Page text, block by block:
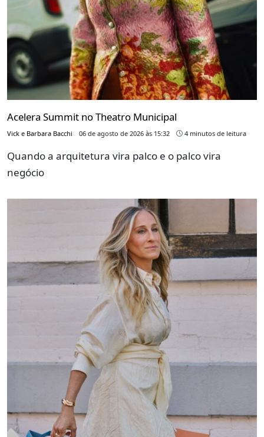
Acelera Summit no Theatro Municipal
Vick e Barbara Bacchi 06 de agosto de 2026 às 15:32 4 minutos de leitura
Quando a arquitetura vira palco e o palco vira
negócio